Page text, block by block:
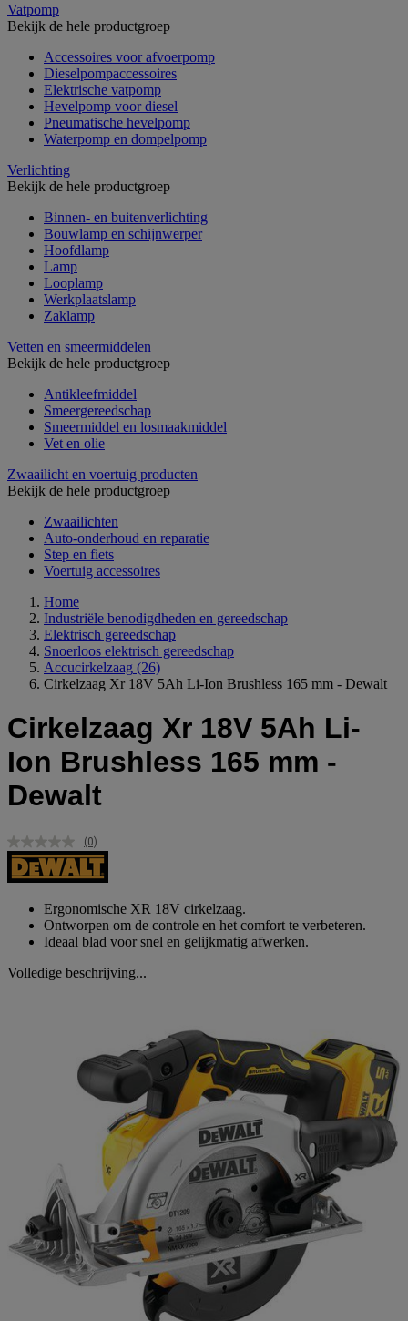
Vatpomp
Bekijk de hele productgroep
Accessoires voor afvoerpomp
Dieselpompaccessoires
Elektrische vatpomp
Hevelpomp voor diesel
Pneumatische hevelpomp
Waterpomp en dompelpomp
Verlichting
Bekijk de hele productgroep
Binnen- en buitenverlichting
Bouwlamp en schijnwerper
Hoofdlamp
Lamp
Looplamp
Werkplaatslamp
Zaklamp
Vetten en smeermiddelen
Bekijk de hele productgroep
Antikleefmiddel
Smeergereedschap
Smeermiddel en losmaakmiddel
Vet en olie
Zwaailicht en voertuig producten
Bekijk de hele productgroep
Zwaailichten
Auto-onderhoud en reparatie
Step en fiets
Voertuig accessoires
Home
Industriële benodigdheden en gereedschap
Elektrisch gereedschap
Snoerloos elektrisch gereedschap
Accucirkelzaag (26)
Cirkelzaag Xr 18V 5Ah Li-Ion Brushless 165 mm - Dewalt
Cirkelzaag Xr 18V 5Ah Li-
Ion Brushless 165 mm -
Dewalt
Geen
scorewaarde.
Dezelfde
(0)
Ergonomische XR 18V cirkelzaag.
Ontworpen om de controle en het comfort te verbeteren.
Ideaal blad voor snel en gelijkmatig afwerken.
Volledige beschrijving...